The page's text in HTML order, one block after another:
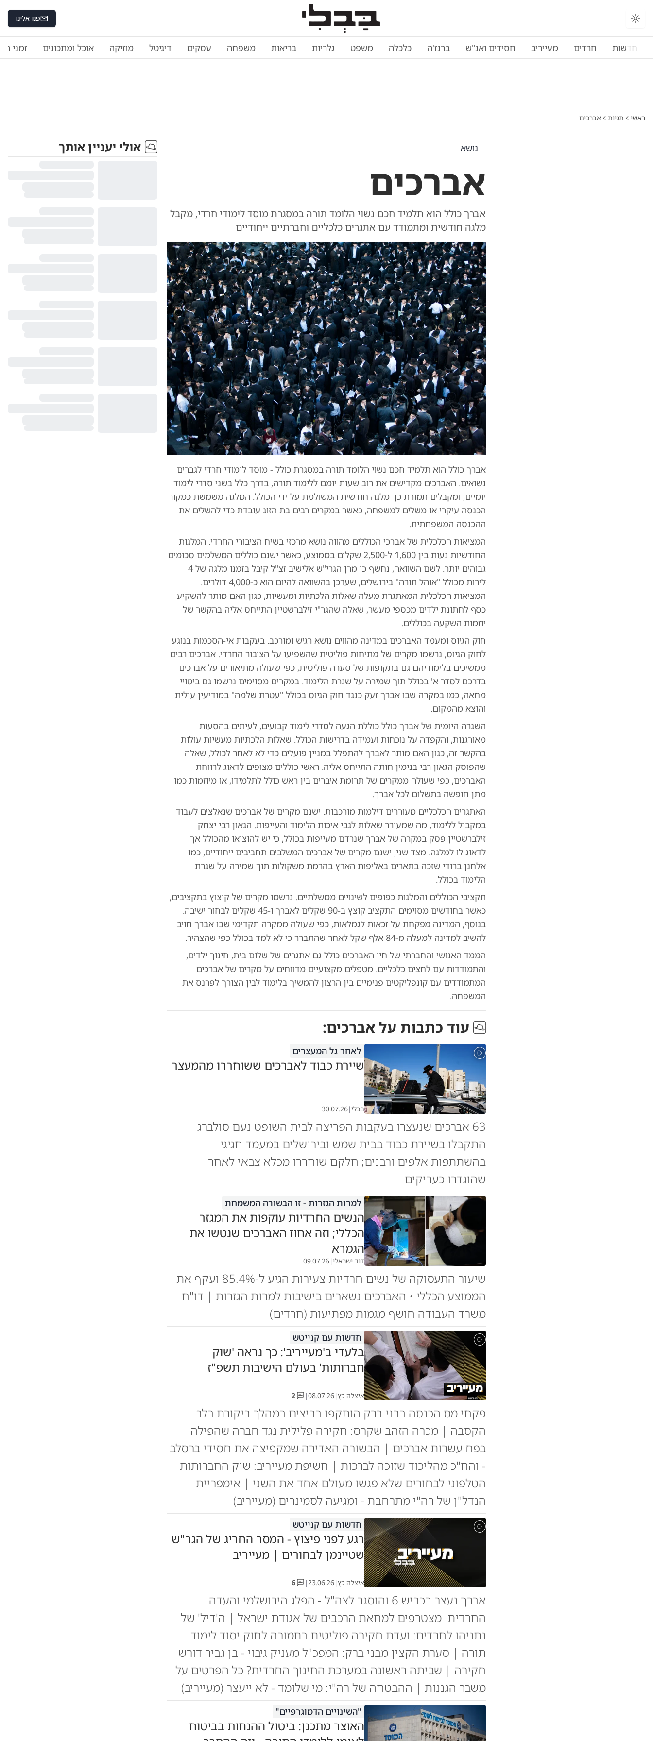
פנו אלינו
חדשות חרדים מעייריב חסידים ואנ"ש ברנז'ה כלכלה משפט גלריות בריאות משפחה עסקים דיגיטל מוזיקה אוכל ומתכונים זמני
ראשי תגיות אברכים
נושא
אברכים
אברך כולל הוא תלמיד חכם נשוי הלומד תורה במסגרת מוסד לימודי חרדי, מקבל
מלגה חודשית ומתמודד עם אתגרים כלכליים וחברתיים ייחודיים
אברך כולל הוא תלמיד חכם נשוי הלומד תורה במסגרת כולל - מוסד לימודי חרדי לגברים
נשואים. האברכים מקדישים את רוב שעות יומם ללימוד תורה, בדרך כלל בשני סדרי לימוד
יומיים, ומקבלים תמורת כך מלגה חודשית המשולמת על ידי הכולל. המלגה משמשת כמקור
הכנסה עיקרי או משלים למשפחה, כאשר במקרים רבים בת הזוג עובדת כדי להשלים את
ההכנסה המשפחתית.
המציאות הכלכלית של אברכי הכוללים מהווה נושא מרכזי בשיח הציבורי החרדי. המלגות
החודשיות נעות בין 1,600 ל-2,500 שקלים בממוצע, כאשר ישנם כוללים המשלמים סכומים
גבוהים יותר. לשם השוואה, נחשף כי מרן הגרי"ש אלישיב זצ"ל קיבל בזמנו מלגה של 4
לירות מכולל "אוהל תורה" בירושלים, שערכן בהשוואה להיום הוא כ-4,000 דולרים.
המציאות הכלכלית המאתגרת מעלה שאלות הלכתיות ומעשיות, כגון האם מותר להשקיע
כסף לחתונת ילדים מכספי מעשר, שאלה שהגר"י זילברשטיין התייחס אליה בהקשר של
יוזמות השקעה בכוללים.
חוק הגיוס ומעמד האברכים במדינה מהווים נושא רגיש ומורכב. בעקבות אי-הסכמות בנוגע
לחוק הגיוס, נרשמו מקרים של מתיחות פוליטית שהשפיעו על הציבור החרדי. אברכים רבים
ממשיכים בלימודיהם גם בתקופות של סערה פוליטית, כפי שעולה מתיאורים על אברכים
בדרכם לסדר א' בכולל תוך שמירה על שגרת הלימוד. במקרים מסוימים נרשמו גם ביטויי
מחאה, כמו במקרה שבו אברך זעק כנגד חוק הגיוס בכולל "עטרת שלמה" במודיעין עילית
והוצא מהמקום.
השגרה היומית של אברך כולל כוללת הגעה לסדרי לימוד קבועים, לעיתים בהסעות
מאורגנות, והקפדה על נוכחות ועמידה בדרישות הכולל. שאלות הלכתיות מעשיות עולות
בהקשר זה, כגון האם מותר לאברך להתפלל במניין פועלים כדי לא לאחר לכולל, שאלה
שהפוסק הגאון רבי בנימין חותה התייחס אליה. ראשי כוללים מצופים לדאוג לרווחת
האברכים, כפי שעולה ממקרים של תרומת איברים בין ראש כולל לתלמידו, או מיוזמות כמו
מתן חופשה בתשלום לכל אברך.
האתגרים הכלכליים מעוררים דילמות מורכבות. ישנם מקרים של אברכים שנאלצים לעבוד
במקביל ללימוד, מה שמעורר שאלות לגבי איכות הלימוד והעייפות. הגאון רבי יצחק
זילברשטיין פסק במקרה של אברך שנרדם מעייפות בכולל, כי יש להוציאו מהכולל אך
לדאוג לו למלגה. מצד שני, ישנם מקרים של אברכים המשלבים תחביבים ייחודיים, כמו
אלחנן ברודי שזכה בתארים באליפות הארץ בהרמת משקולות תוך שמירה על שגרת
הלימוד בכולל.
תקציבי הכוללים והמלגות כפופים לשינויים ממשלתיים. נרשמו מקרים של קיצוץ בתקציבים,
כאשר בחודשים מסוימים התקציב קוצץ ב-90 שקלים לאברך ו-45 שקלים לבחור ישיבה.
בנוסף, המדינה מפקחת על זכאות לגמלאות, כפי שעולה ממקרה תקדימי שבו אברך חויב
להשיב למדינה למעלה מ-84 אלף שקל לאחר שהתברר כי לא למד בכולל כפי שהצהיר.
הממד האנושי והחברתי של חיי האברכים כולל גם אתגרים של שלום בית, חינוך ילדים,
והתמודדות עם לחצים כלכליים. מטפלים מקצועיים מדווחים על מקרים של אברכים
המתמודדים עם קונפליקטים פנימיים בין הרצון להמשיך בלימוד לבין הצורך לפרנס את
המשפחה.
עוד כתבות עלאברכים:
לאחר גל המעצרים
שיירת כבוד לאברכים ששוחררו מהמעצר
בבלי|
30.07.26
63 אברכים שנעצרו בעקבות הפריצה לבית השופט נעם סולברג
התקבלו בשיירת כבוד בבית שמש ובירושלים במעמד חגיגי
בהשתתפות אלפים ורבנים; חלקם שוחררו מכלא צבאי לאחר
שהוגדרו כעריקים
למרות הגזרות - זו הבשורה המשמחת
הנשים החרדיות עוקפות את המגזר
הכללי; וזה אחוז האברכים שנטשו את
הגמרא
דוד ישראלי|
09.07.26
שיעור התעסוקה של נשים חרדיות צעירות הגיע ל-85.4% ועקף את
הממוצע הכללי • האברכים נשארים בישיבות למרות הגזרות | דו"ח
משרד העבודה חושף מגמות מפתיעות (חרדים)
חדשות עם קנייטש
בלעדי ב'מעייריב': כך נראה 'שוק
חברותות' בעולם הישיבות תשפ"ז
איצלה כץ|
08.07.26
|
2
פקחי מס הכנסה בבני ברק הותקפו בביצים במהלך ביקורת בלב
הקסבה | מכרה הזהב שקרס: חקירה פלילית נגד חברה שהפילה
בפח עשרות אברכים | הבשורה האדירה שמקפיצה את חסידי ברסלב
- והח"כ מהליכוד שזוכה לברכות | חשיפת מעייריב: שוק החברותות
הטלפוני לבחורים שלא פגשו מעולם אחד את השני | אימפריית
הנדל"ן של רה"י מתרחבת - ומגיעה לסמינרים (מעייריב)
חדשות עם קנייטש
רגע לפני פיצוץ - המסר החריג של הגר"ש
שטיינמן לבחורים | מעייריב
איצלה כץ|
23.06.26
|
6
אברך נעצר בכביש 6 והוסגר לצה"ל - הפלג הירושלמי והעדה
החרדית מצטרפים למחאת הרכבים של אגודת ישראל | ה'דיל' של
נתניהו לחרדים: ועדת חקירה פוליטית בתמורה לחוק יסוד לימוד
תורה | סערת הקצין מבני ברק: המפכ"ל מעניק גיבוי - בן גביר דורש
חקירה | שביתה ראשונה במערכת החינוך החרדית? כל הפרטים על
משבר הגננות | ההבטחה של רה"י: מי שלומד - לא ייעצר (מעייריב)
"השינויים הדמוגרפיים"
האוצר מתכנן: ביטול ההנחות בביטוח
אולי יעניין אותך